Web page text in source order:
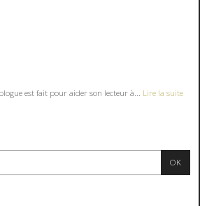
est fait pour aider son lecteur à... Lire la suite